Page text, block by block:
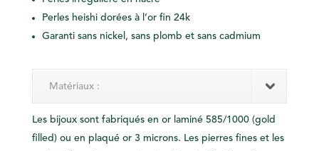
Perles heishi dorées à l’or fin 24k
Garanti sans nickel , sans plomb et sans cadmium
Matériaux :
Les bijoux sont fabriqués en or laminé 585/1000 (gold
filled) ou en plaqué or 3 microns. Les pierres fines et les